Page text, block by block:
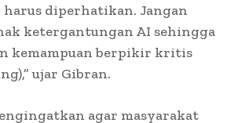
diperhatikan. Jangan
ketergantungan AI sehingga
kemampuan berpikir kritis
ujar Gibran.
agar masyarakat